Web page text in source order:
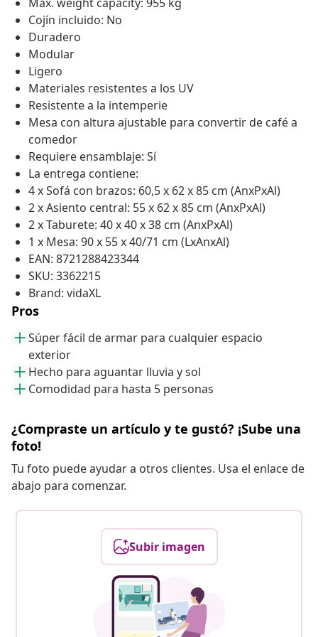
Cojín incluido: No
Duradero
Modular
Ligero
Materiales resistentes a los UV
Resistente a la intemperie
Mesa con altura ajustable para convertir de café a
comedor
Requiere ensamblaje: Sí
La entrega contiene:
4 x Sofá con brazos: 60,5 x 62 x 85 cm (AnxPxAl)
2 x Asiento central: 55 x 62 x 85 cm (AnxPxAl)
2 x Taburete: 40 x 40 x 38 cm (AnxPxAl)
1 x Mesa: 90 x 55 x 40/71 cm (LxAnxAl)
EAN: 8721288423344
SKU: 3362215
Brand: vidaXL
Pros
Súper fácil de armar para cualquier espacio
exterior
Hecho para aguantar lluvia y sol
Comodidad para hasta 5 personas
¿Compraste un artículo y te gustó? ¡Sube una
foto!
Tu foto puede ayudar a otros clientes. Usa el enlace de
abajo para comenzar.
Subir imagen